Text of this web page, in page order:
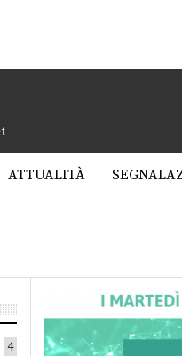
ATTUALITÀ
4